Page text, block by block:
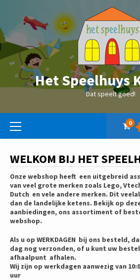
Het Speelhuys
Dat speelt goed!
Primaire
menu
0
WELKOM BIJ HET
Onze webshop heeft een uitgebreid
van veel grote merken zoals Lego,
Dutch en vele andere merken. Dit
dan de landelijke ketens. Bekijk op
aanbiedingen, ons assortiment of
webshop.
Als u op WERKDAGEN bij ons besteld,
dag nog verzonden, of u kunt uw
afhaalpunt afhalen.
Wij zijn op werkdagen aanwezig van
uur